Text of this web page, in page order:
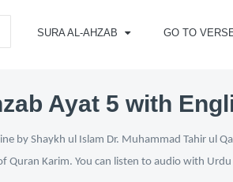
SURA AL-AHZAB GO TO
Ayat 5 with
by Shaykh ul Islam Dr. Muhammad Tahir ul
Quran Karim. You can listen to audio with